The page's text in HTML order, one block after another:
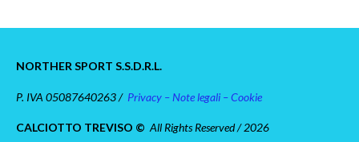
NORTHER SPORT S.S.D.R.L.
P. IVA 05087640263 / Privacy – Note legali – Cookie
CALCIOTTO TREVISO © All Rights Reserved / 2026